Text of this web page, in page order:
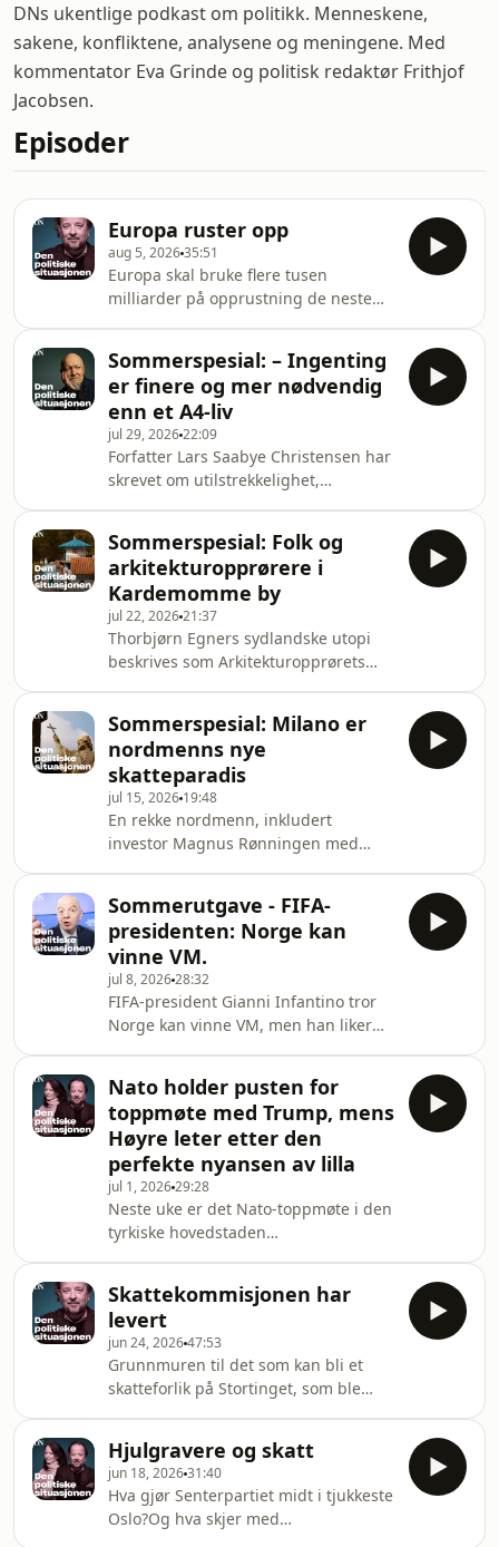
DNs ukentlige podkast om politikk. Menneskene,
sakene, konfliktene, analysene og meningene. Med
kommentator Eva Grinde og politisk redaktør Frithjof
Jacobsen.
Episoder
Europa ruster opp
aug 5, 202635:51
Europa skal bruke flere tusen
milliarder på opprustning de neste
industrielt er det flere skjær i sjøen.
Denne spesialutgaven av DNs podcast
Den politiske situasjonen handler om
Europas kronglete vei mot å kunne
forsvare seg selv uten USA. Med DNs
kommentatorer Simen Ekern og
Sverre Strandhagen. Programleder er
politisk redaktør Frith
Sommerspesial: – Ingenting
er finere og mer nødvendig
enn et A4-liv
jul 29, 202622:09
Forfatter Lars Saabye Christensen har
skrevet om utilstrekkelighet,
produktiv. Eller sorgmunter.Hør
journalist Alf Marius Opsahls intervju
med den prisbelønte forfatteren.
Hosted on Acast. See
acast.com/privacy for more
information.
Sommerspesial: Folk og
arkitektur­opprørere i
Kardemomme by
jul 22, 202621:37
Thorbjørn Egners sydlandske utopi
beskrives som Arkitekturopprørets
Halvorsen fant da han overnattet i
byen. Hosted on Acast. See
acast.com/privacy for more
information.
Sommerspesial: Milano er
nordmenns nye
skatteparadis
jul 15, 2026 19:48
En rekke nordmenn, inkludert
investor Magnus Rønningen med
en sveitsisk landsby eller kjede seg i
hjel i Zürich, er Milano det eneste
fornuftige alternativet.Hør journalist
Regine Stokstad fortelle hvorfor.Følg
med oss videre i sommer for flere
historier fra Dagens Næringsliv.Den
politiske situasjonen er tilbake i uke
32. Hos
Sommerutgave - FIFA-
presidenten: Norge kan
vinne VM.
jul 8, 202628:32
FIFA-president Gianni Infantino tror
Norge kan vinne VM, men han liker
med den mektige
fotballpresidenten.Følg med oss
videre i sommer for flere historier fra
Dagens Næringsliv.Den politiske
situasjonen er tilbake i uke 32. Hosted
on Acast. See acast.com/privacy for
more information.
Nato holder pusten for
toppmøte med Trump, mens
Høyre leter etter den
perfekte nyansen av lilla
jul 1, 202629:28
Neste uke er det Nato-toppmøte i den
tyrkiske hovedstaden
Natoland fra Donald Trump. Men
Tyrkias president Erdogan kan sitte
med nøkkelen til et vellykket møte,
sier DN-kommentator Sverre
Strandhagen. Høyre oppsummerte
det politiske halvåret forrige uke. DN-
kommentator Eva Grinde var til stede
og så et parti som leter etter en ny a
Skattekommisjonen har
levert
jun 24, 202647:53
Grunnmuren til det som kan bli et
skatteforlik på Stortinget, som ble
enige. Ikke minst på formuesskatt.
Professor i samfunnsøkonomi, Ragnar
Torvik, ledet det forrige
skatteutvalget. Nå går han gjennom
Hjulgravere og skatt
jun 18, 202631:40
Hva gjør Senterpartiet midt i tjukkeste
Oslo?Og hva skjer med